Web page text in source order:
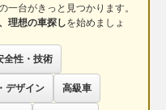
一台がきっと見つかります。
理想の車探しを始めましょ
全性・技術
デザイン 高級車